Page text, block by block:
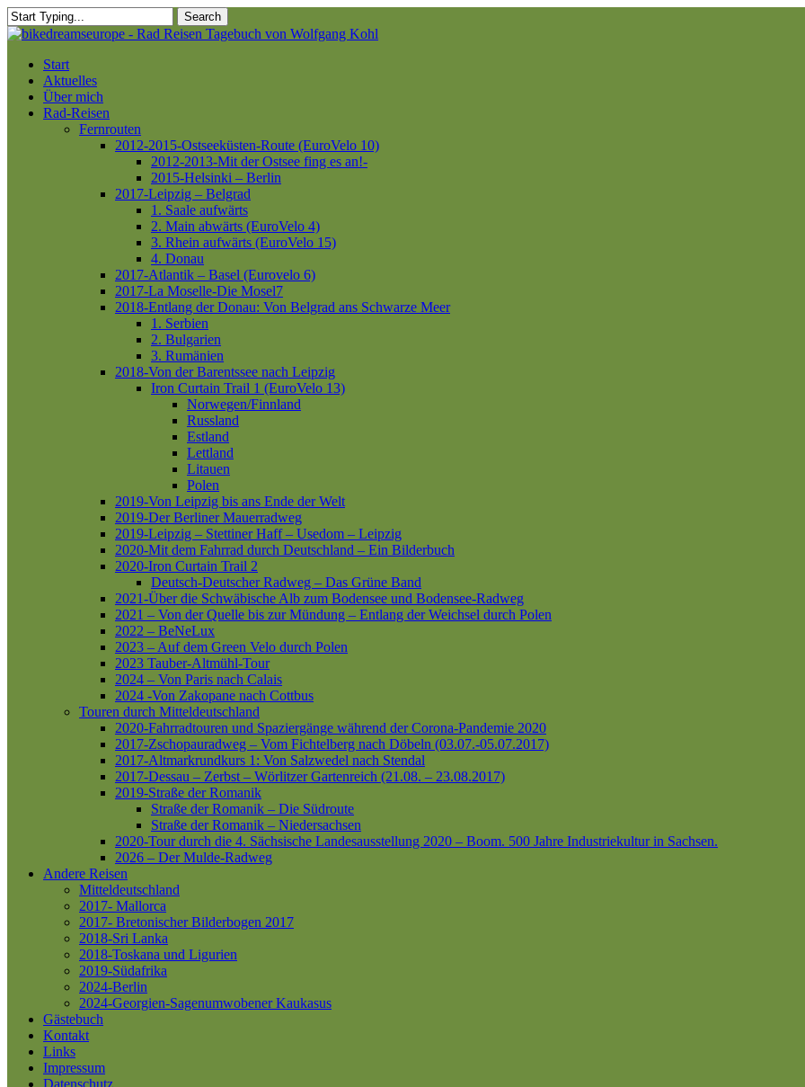
Skip
to
content
Search
Close
Menu
Start
Aktuelles
Über mich
Rad-Reisen
Fernrouten
2012-2015-Ostseeküsten-Route (EuroVelo 10)
2012-2013-Mit der Ostsee fing es an!-
2015-Helsinki – Berlin
2017-Leipzig – Belgrad
1. Saale aufwärts
2. Main abwärts (EuroVelo 4)
3. Rhein aufwärts (EuroVelo 15)
4. Donau
2017-Atlantik – Basel (Eurovelo 6)
2017-La Moselle-Die Mosel7
2018-Entlang der Donau: Von Belgrad ans Schwarze Meer
1. Serbien
2. Bulgarien
3. Rumänien
2018-Von der Barentssee nach Leipzig
Iron Curtain Trail 1 (EuroVelo 13)
Norwegen/Finnland
Russland
Estland
Lettland
Litauen
Polen
2019-Von Leipzig bis ans Ende der Welt
2019-Der Berliner Mauerradweg
2019-Leipzig – Stettiner Haff – Usedom – Leipzig
2020-Mit dem Fahrrad durch Deutschland – Ein Bilderbuch
2020-Iron Curtain Trail 2
Deutsch-Deutscher Radweg – Das Grüne Band
2021-Über die Schwäbische Alb zum Bodensee und Bodensee-Radweg
2021 – Von der Quelle bis zur Mündung – Entlang der Weichsel durch Polen
2022 – BeNeLux
2023 – Auf dem Green Velo durch Polen
2023 Tauber-Altmühl-Tour
2024 – Von Paris nach Calais
2024 -Von Zakopane nach Cottbus
Touren durch Mitteldeutschland
2020-Fahrradtouren und Spaziergänge während der Corona-Pandemie 2020
2017-Zschopauradweg – Vom Fichtelberg nach Döbeln (03.07.-05.07.2017)
2017-Altmarkrundkurs 1: Von Salzwedel nach Stendal
2017-Dessau – Zerbst – Wörlitzer Gartenreich (21.08. – 23.08.2017)
2019-Straße der Romanik
Straße der Romanik – Die Südroute
Straße der Romanik – Niedersachsen
2020-Tour durch die 4. Sächsische Landesausstellung 2020 – Boom. 500 Jahre Industriekultur in Sachsen.
2026 – Der Mulde-Radweg
Andere Reisen
Mitteldeutschland
2017- Mallorca
2017- Bretonischer Bilderbogen 2017
2018-Sri Lanka
2018-Toskana und Ligurien
2019-Südafrika
2024-Berlin
2024-Georgien-Sagenumwobener Kaukasus
Gästebuch
Kontakt
Links
Impressum
Datenschutz